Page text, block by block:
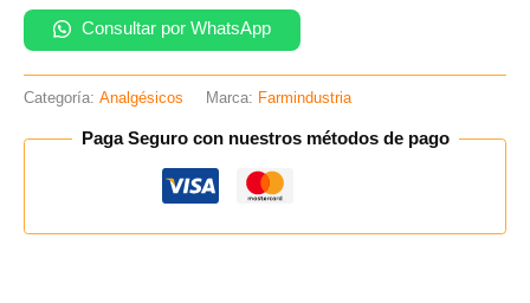
Consultar por WhatsApp
Categoría: Analgésicos Marca: Farmindustria
Paga Seguro con nuestros métodos de pago